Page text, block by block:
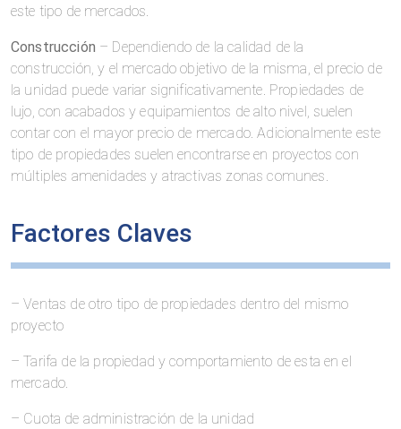
este tipo de mercados.
Construcción – Dependiendo de la calidad de la
construcción, y el mercado objetivo de la misma, el precio de
la unidad puede variar significativamente. Propiedades de
lujo, con acabados y equipamientos de alto nivel, suelen
contar con el mayor precio de mercado. Adicionalmente este
tipo de propiedades suelen encontrarse en proyectos con
múltiples amenidades y atractivas zonas comunes.
Factores Claves
– Ventas de otro tipo de propiedades dentro del mismo
proyecto
– Tarifa de la propiedad y comportamiento de esta en el
mercado.
– Cuota de administración de la unidad